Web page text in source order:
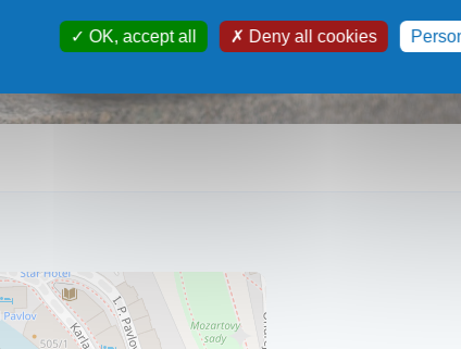
OK, accept all Deny all cookies